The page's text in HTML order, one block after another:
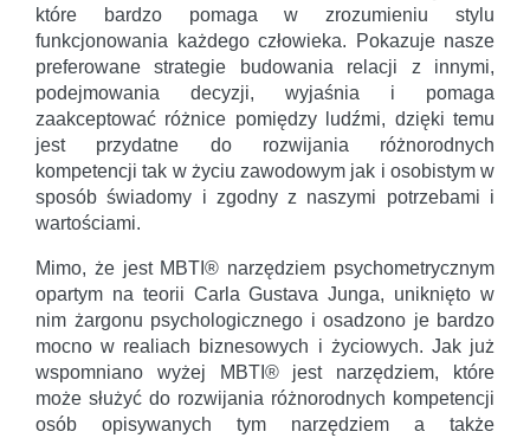
które bardzo pomaga w zrozumieniu stylu
funkcjonowania każdego człowieka. Pokazuje nasze
preferowane strategie budowania relacji z innymi,
podejmowania decyzji, wyjaśnia i pomaga
zaakceptować różnice pomiędzy ludźmi, dzięki temu
jest przydatne do rozwijania różnorodnych
kompetencji tak w życiu zawodowym jak i osobistym w
sposób świadomy i zgodny z naszymi potrzebami i
wartościami.
Mimo, że jest MBTI® narzędziem psychometrycznym
opartym na teorii Carla Gustava Junga, uniknięto w
nim żargonu psychologicznego i osadzono je bardzo
mocno w realiach biznesowych i życiowych. Jak już
wspomniano wyżej MBTI® jest narzędziem, które
może służyć do rozwijania różnorodnych kompetencji
osób opisywanych tym narzędziem a także